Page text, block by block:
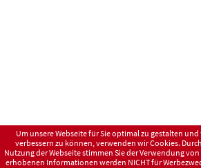
Um unsere Webseite für Sie optimal zu gestalten
verbessern zu können, verwenden wir Cookies.
Nutzung der Webseite stimmen Sie der Verwendung von
erhobenen Informationen werden NICHT für